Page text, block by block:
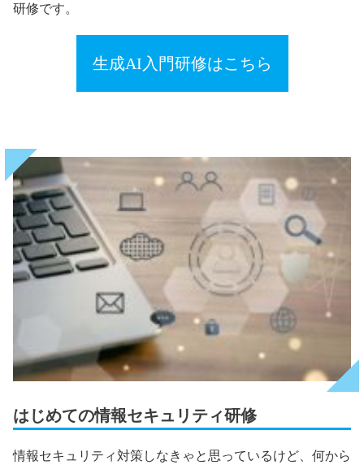
研修です。
生成AI入門研修はこちら
はじめての情報セキュリティ研修
情報セキュリティ対策しなきゃと思っているけど、何から